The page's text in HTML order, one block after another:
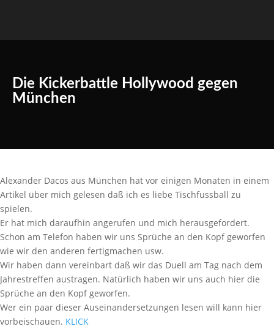
Die Kickerbattle Hollywood gegen
München
Alexander Dacos aus München hat vor einigen Monaten in einem
Artikel über mich gelesen daß ich es liebe Tischfussball zu
spielen.
Er hat mich daraufhin angerufen und mich herausgefordert.
Schon am Telefon haben wir uns Sprüche an den Kopf geworfen
wie wir den anderen fertigmachen usw.
Wir haben dann vereinbart daß wir das Duell am Tag nach dem
Jahrestreffen austragen. Natürlich haben wir uns auch hier die
Sprüche an den Kopf geworfen.
Wer ein paar dieser Auseinandersetzungen lesen will kann hier
vorbeischauen. KLICK